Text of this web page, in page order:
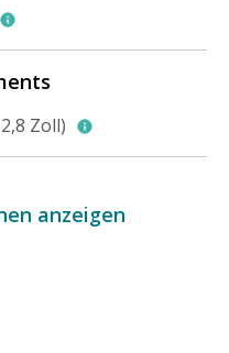
Zoll)
anzeigen